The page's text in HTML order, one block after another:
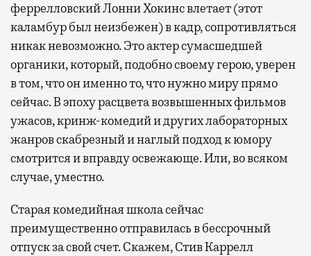
феррелловский Лонни Хокинс влетает (этот
каламбур был неизбежен) в кадр, сопротивляться
никак невозможно. Это актер сумасшедшей
органики, который, подобно своему герою, уверен
в том, что он именно то, что нужно миру прямо
сейчас. В эпоху расцвета возвышенных фильмов
ужасов, кринж-комедий и других лабораторных
жанров скабрезный и наглый подход к юмору
смотрится и вправду освежающе. Или, во всяком
случае, уместно.
Старая комедийная школа сейчас
преимущественно отправилась в бессрочный
отпуск за свой счет. Скажем, Стив Каррелл